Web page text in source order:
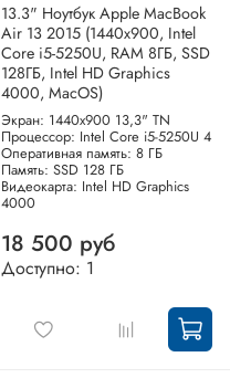
13.3" Ноутбук Apple MacBook
Air 13 2015 (1440x900, Intel
Core i5-5250U, RAM 8ГБ, SSD
128ГБ, Intel HD Graphics
4000, MacOS)
Экран: 1440x900 13,3" TN
Процессор: Intel Core i5-5250U 4
Оперативная память: 8 ГБ
Память: SSD 128 ГБ
Видеокарта: Intel HD Graphics
4000
18 500 руб
Доступно: 1